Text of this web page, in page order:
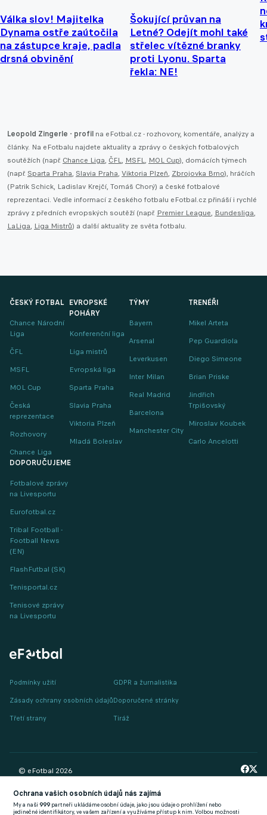
Válka slov! Majitelka
Dynama ostře zaútočila
na zástupce kraje, padla
drsná obvinění
Šokující průvan na
Letné? Odejít mohl také
střelec vítězné branky
proti Lyonu. Sparta
řekla: NE!
Leopold Zingerle - profil na eFotbal.cz - rozhovory, komentáře, analýzy a
články. Na eFotbalu najdete aktuality a zprávy o českých fotbalových
soutěžích (např. Chance Liga, ČFL, MSFL, MOL Cup), domácích týmech
(např. Sparta Praha, Slavia Praha, Viktoria Plzeň, Zbrojovka Brno), hráčích
(Patrik Schick, Ladislav Krejčí, Tomáš Chorý) a české fotbalové
reprezentaci. Vedle informací z českého fotbalu eFotbal.cz přináší i rychlé
zprávy z předních evropských soutěží (např. Premier League, Bundesliga,
LaLiga, Liga Mistrů) a další aktuality ze světa fotbalu.
ČESKÝ FOTBAL
Chance Národní
Liga
ČFL
MSFL
MOL Cup
Česká
reprezentace
Rozhovory
Chance Liga
EVROPSKÉ
POHÁRY
Konferenční liga
Liga mistrů
Evropská liga
Sparta Praha
Slavia Praha
Viktoria Plzeň
Mladá Boleslav
TÝMY
Bayern
Arsenal
Leverkusen
Inter Milan
Real Madrid
Barcelona
Manchester City
TRENÉŘI
Mikel Arteta
Pep Guardiola
Diego Simeone
Brian Priske
Jindřich
Trpišovský
Miroslav Koubek
Carlo Ancelotti
DOPORUČUJEME
Fotbalové zprávy
na Livesportu
Eurofotbal.cz
Tribal Football -
Football News
(EN)
FlashFutbal (SK)
Tenisportal.cz
Tenisové zprávy
na Livesportu
Podmínky užití
Zásady ochrany osobních údajů
Třetí strany
GDPR a žurnalistika
Doporučené stránky
Tiráž
© eFotbal 2026
Ochrana vašich osobních údajů nás zajímá
My a naši999 partneři ukládáme osobní údaje, jako jsou údaje o prohlížení nebo
jedinečné identifikátory, ve vašem zařízení a využíváme přístup k nim. Volbou možnosti